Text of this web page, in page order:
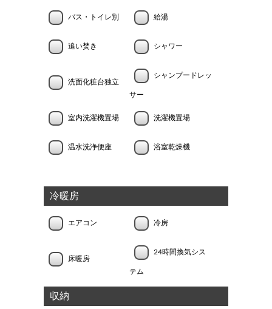
バス・トイレ別 給湯
追い焚き シャワー
洗面化粧台独立
シャンプードレッ
サー
室内洗濯機置場 洗濯機置場
温水洗浄便座 浴室乾燥機
冷暖房
エアコン 冷房
床暖房
24時間換気シス
テム
収納